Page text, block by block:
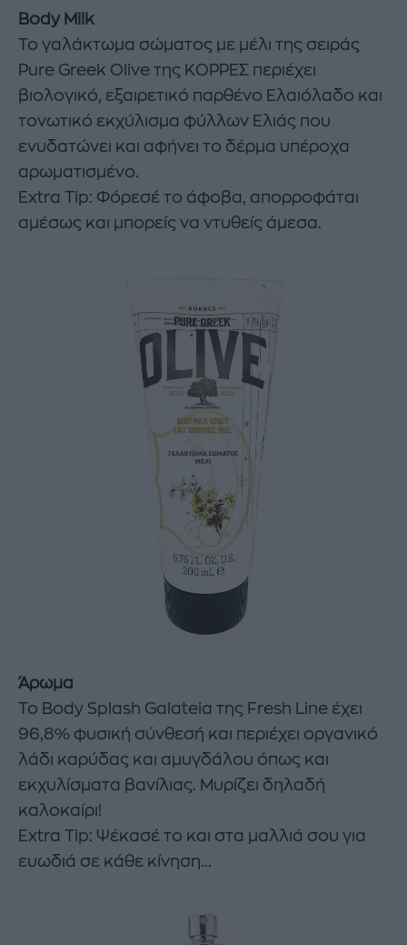
Body Milk
To γαλάκτωμα σώματος με μέλι της σειράς
Pure Greek Olive της ΚΟΡΡΕΣ περιέχει
βιολογικό, εξαιρετικό παρθένο Ελαιόλαδο και
τονωτικό εκχύλισμα φύλλων Ελιάς που
ενυδατώνει και αφήνει το δέρμα υπέροχα
αρωματισμένο.
Extra Tip: Φόρεσέ το άφοβα, απορροφάται
αμέσως και μπορείς να ντυθείς άμεσα.
Άρωμα
To Body Splash Galateia της Fresh Line έχει
96,8% φυσική σύνθεσή και περιέχει οργανικό
λάδι καρύδας και αμυγδάλου όπως και
εκχυλίσματα βανίλιας. Μυρίζει δηλαδή
καλοκαίρι!
Extra Tip: Ψέκασέ το και στα μαλλιά σου για
ευωδιά σε κάθε κίνηση...